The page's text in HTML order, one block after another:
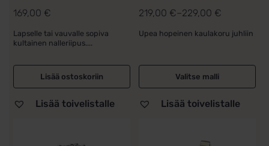
169,00 €
Lapselle tai vauvalle sopiva
kultainen nalleriipus....
Lisää ostoskoriin
Lisää toivelistalle
219,00 €–229,00 €
Hintaluokka:
219,00 €
229,00 €
Upea hopeinen kaulakoru juhliin
Valitse malli
Lisää toivelistalle